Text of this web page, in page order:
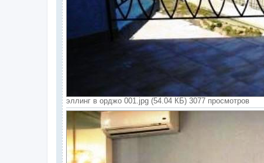
эллинг в орджо 001.jpg (54.04 КБ) 3077 просмотров